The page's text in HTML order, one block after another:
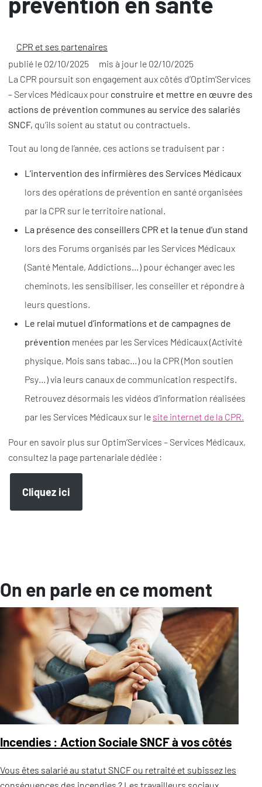
CPR et ses partenaires
publié le 02/10/2025 mis à jour le 02/10/2025
La CPR poursuit son engagement aux côtés d’Optim’Services
– Services Médicaux pour construire et mettre en œuvre des
actions de prévention communes au service des salariés
SNCF, qu’ils soient au statut ou contractuels.
Tout au long de l’année, ces actions se traduisent par :
L’intervention des infirmières des Services Médicaux
lors des opérations de prévention en santé organisées
par la CPR sur le territoire national.
La présence des conseillers CPR et la tenue d’un stand
lors des Forums organisés par les Services Médicaux
(Santé Mentale, Addictions…) pour échanger avec les
cheminots, les sensibiliser, les conseiller et répondre à
leurs questions.
Le relai mutuel d’informations et de campagnes de
prévention menées par les Services Médicaux (Activité
physique, Mois sans tabac…) ou la CPR (Mon soutien
Psy…) via leurs canaux de communication respectifs.
Retrouvez désormais les vidéos d’information réalisées
par les Services Médicaux sur le site internet de la CPR.
Pour en savoir plus sur Optim’Services – Services Médicaux,
consultez la page partenariale dédiée :
Cliquez ici
On en parle en ce moment
Incendies : Action Sociale SNCF à vos côtés
Vous êtes salarié au statut SNCF ou retraité et subissez les
conséquences des incendies ? Les travailleurs sociaux